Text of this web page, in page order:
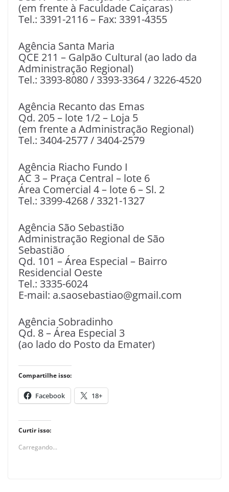
(em frente à Faculdade Caiçaras)
Tel.: 3391-2116 – Fax: 3391-4355
Agência Santa Maria
QCE 211 – Galpão Cultural (ao lado da
Administração Regional)
Tel.: 3393-8080 / 3393-3364 / 3226-4520
Agência Recanto das Emas
Qd. 205 – lote 1/2 – Loja 5
(em frente a Administração Regional)
Tel.: 3404-2577 / 3404-2579
Agência Riacho Fundo I
AC 3 – Praça Central – lote 6
Área Comercial 4 – lote 6 – Sl. 2
Tel.: 3399-4268 / 3321-1327
Agência São Sebastião
Administração Regional de São
Sebastião
Qd. 101 – Área Especial – Bairro
Residencial Oeste
Tel.: 3335-6024
E-mail: a.saosebastiao@gmail.com
Agência Sobradinho
Qd. 8 – Área Especial 3
(ao lado do Posto da Emater)
Compartilhe isso:
Facebook 18+
Curtir isso:
Carregando...